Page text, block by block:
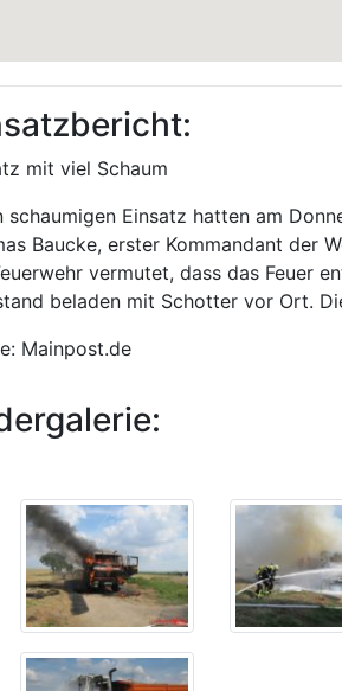
mit viel Schaum
schaumigen Einsatz hatten am
Baucke, erster Kommandant der
vermutet, dass das Feuer
beladen mit Schotter vor Ort.
Mainpost.de